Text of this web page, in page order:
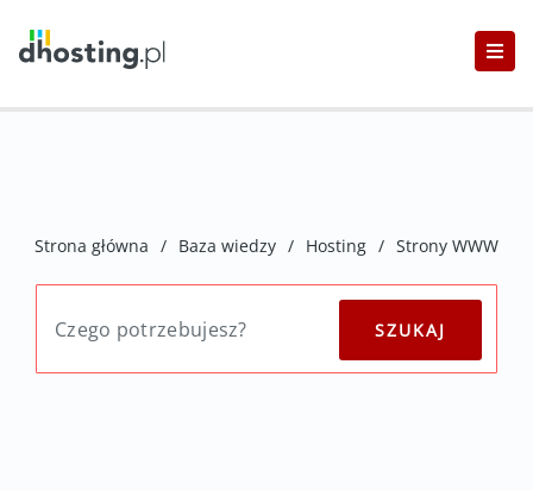
Strona główna / Baza wiedzy / Hosting / Strony WWW